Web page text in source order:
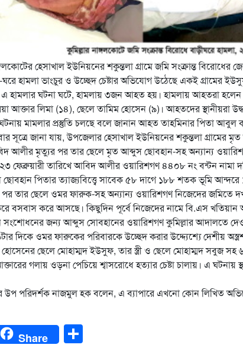
হেসাখাল ইউনিয়নের শকুন্তলা গ্রামে জমি সংক্রান্ত
ঘরে হামলা ভাংচুর ও উচ্ছেদ চেষ্টার অভিযোগ উঠেছে একই গ্রামের
এ হামলার ঘটনা ঘটে, হামলায় ৩জন আহত হয়। হামলায় আহতরা হলেন
আক্তার লিমা (১৪), ছেলে তামিম হোসেন (৯)। আহতদের স্থানীয়রা
মামলার প্রস্তুতি চলছে বলে জানান আহত তাহমিনার পিতা আবুল
সূত্রে জানা যায়, উপজেলার হেসাখাল ইউনিয়নের শকুন্তলা গ্রামের
আলীর মৃত্যুর পর তার ছেলে মৃত আব্দুস ছোবহান-সহ অন্যান্য
ফেব্রুয়ারী তারিখে আবিদ আলীর ওয়ারিশগণ ৪৪০৮ নং বন্টন নামা
পিতার ত্যাজ্যবিত্ত্বে সাবেক ৫৮ দাগে ১৮৮ শতক ভূমি
তার ছেলে ওমর ফারুক-সহ অন্যান্য ওয়ারিশগণ নিজেদের জমিতে
বসবাস করে আসছে। কিছুদিন পূর্বে নিজেদের নামে বি.এস খতিয়ান
জন্য আব্দুস সোবহানের ওয়ারিশগণ কুমিল্লার আদালতে
দিকে ওমর ফারুকের পরিবারকে উচ্ছেদ করার উদ্দ্যেশ্যে দেশীয়
ছেলে মোহাম্মদ ইউসুফ, তার স্ত্রী ও ছেলে মোহাম্মদ সবুজ সহ
গলায় ওড়না পেচিয়ে শ্বাসরোধে হত্যার চেষ্টা চালায়। এ ঘটনায়
উপ পরিদর্শক নাজমুল হক বলেন, এ ব্যাপারে এখনো কোন লিখিত
Share